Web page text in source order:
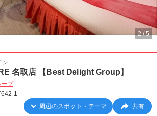
2/5
ン
名取店 【Best Delight Group】
プ
1
周辺のスポット・テーマ 共有